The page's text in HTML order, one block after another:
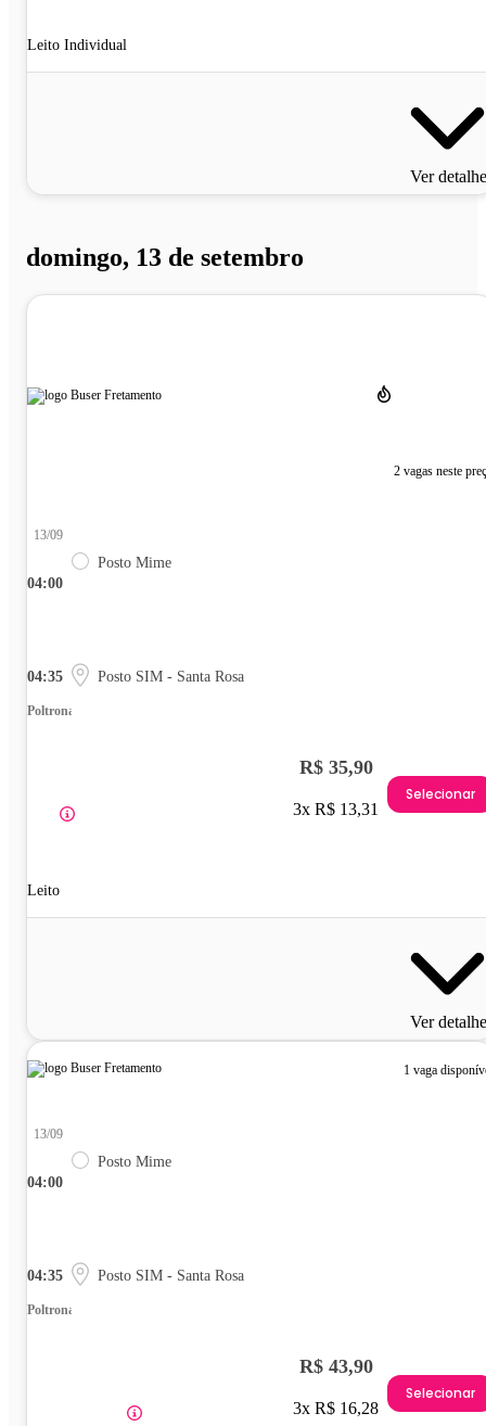
Leito Individual
Ver
domingo, 13 de setembro
2 vagas neste
04:00
13/09
Posto Mime
04:35 Posto SIM - Santa Rosa
Poltrona
Leito
R$ 35,90
3x R$ 13,31
Selecionar
Ver
1 vaga
04:00
13/09
Posto Mime
04:35 Posto SIM - Santa Rosa
Poltrona
R$ 43,90
3x R$ 16,28
Selecionar